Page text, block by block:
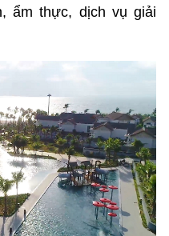
ẩm thực, dịch vụ giải